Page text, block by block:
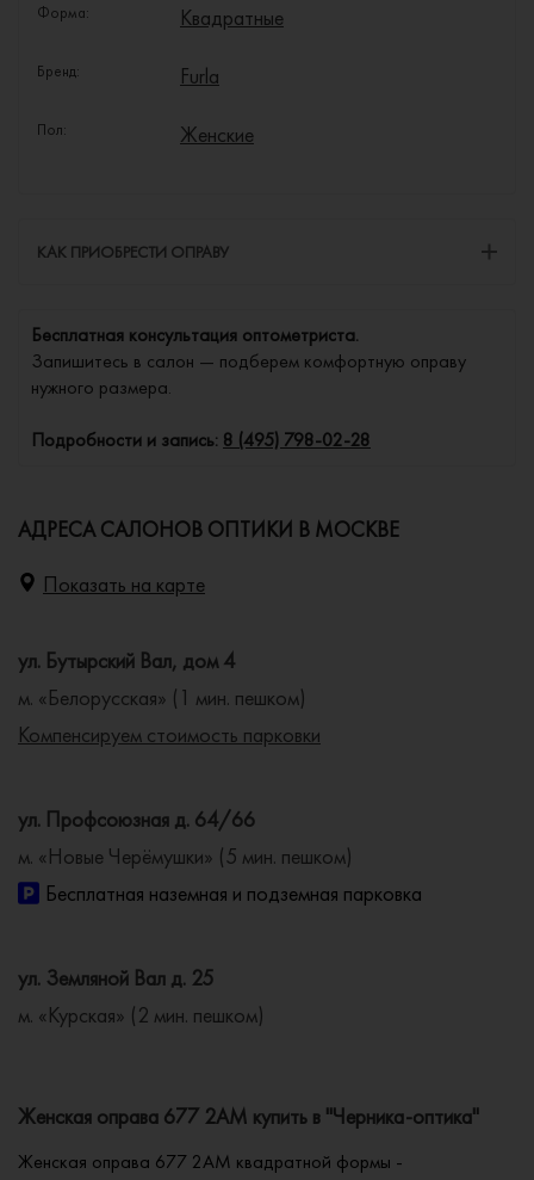
Форма: Квадратные
Бренд: Furla
Пол: Женские
КАК ПРИОБРЕСТИ ОПРАВУ
Бесплатная консультация оптометриста.
Запишитесь в салон — подберем комфортную оправу
нужного размера.
Подробности и запись: 8 (495) 798-02-28
АДРЕСА САЛОНОВ ОПТИКИ В МОСКВЕ
Показать на карте
ул. Бутырский Вал, дом 4
м. «Белорусская» (1 мин. пешком)
Компенсируем стоимость парковки
ул. Профсоюзная д. 64/66
м. «Новые Черёмушки» (5 мин. пешком)
Бесплатная наземная и подземная парковка
ул. Земляной Вал д. 25
м. «Курская» (2 мин. пешком)
Женская оправа 677 2AM купить в "Черника-оптика"
Женская оправа 677 2AM квадратной формы -